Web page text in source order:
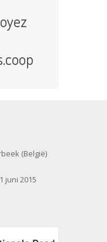
(België)
juni 2015